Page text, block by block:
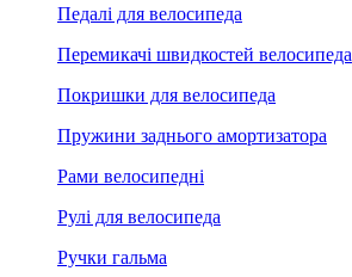
Педалі для велосипеда
Перемикачі швидкостей велосипеда
Покришки для велосипеда
Пружини заднього амортизатора
Рами велосипедні
Рулі для велосипеда
Ручки гальма